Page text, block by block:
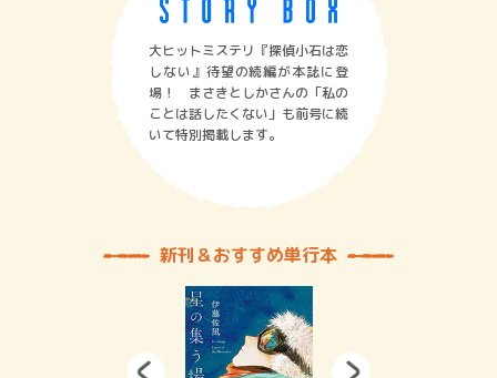
大ヒットミステリ『探偵小石は恋
しない』待望の続編が本誌に登
場！ まさきとしかさんの「私の
ことは話したくない」も前号に続
いて特別掲載します。
新刊＆おすすめ単行本